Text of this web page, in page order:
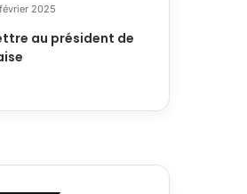
2025
au président de